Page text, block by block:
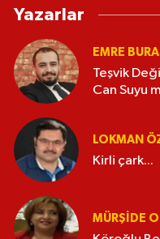
Yazarlar
EMRE
Teşvik
Can Suyu
LOKMAN
Kirli çark...
MÜRŞIDE